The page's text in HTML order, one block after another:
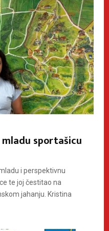
sportašicu
i perspektivnu
te joj čestitao na
jahanju. Kristina